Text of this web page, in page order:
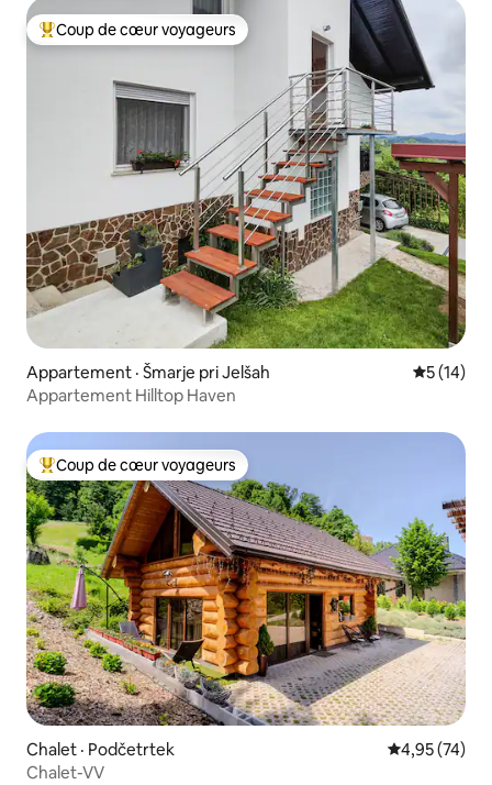
Coup de cœur voyageurs parmi les plus aimés
Coup de cœur voyageurs
Appartement · Šmarje pri Jelšah Note
5 (14)
Appartement Hilltop Haven
Coup de cœur voyageurs parmi les plus aimés
Coup de cœur voyageurs
Chalet · Podčetrtek Note
4,95 (74)
Chalet-VV